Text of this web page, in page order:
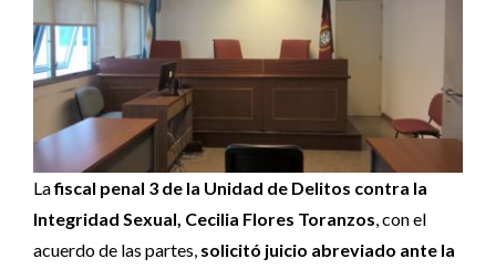
Lafiscal penal 3 de la Unidad de Delitos contra la
Integridad Sexual, Cecilia Flores Toranzos, con el
acuerdo de las partes, solicitó juicio abreviado ante la